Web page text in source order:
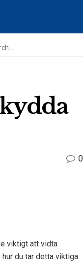
0
viktigt att vidta
du tar detta viktiga